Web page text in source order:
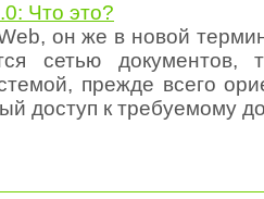
Что это?
он же в новой
сетью документов,
прежде всего
доступ к требуемому